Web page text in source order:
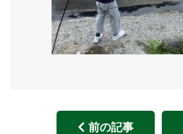
前の記事